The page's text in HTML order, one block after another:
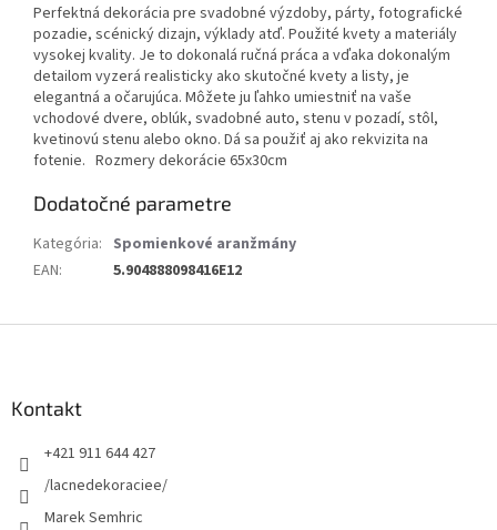
Perfektná dekorácia pre svadobné výzdoby, párty, fotografické
pozadie, scénický dizajn, výklady atď. Použité kvety a materiály
vysokej kvality. Je to dokonalá ručná práca a vďaka dokonalým
detailom vyzerá realisticky ako skutočné kvety a listy, je
elegantná a očarujúca. Môžete ju ľahko umiestniť na vaše
vchodové dvere, oblúk, svadobné auto, stenu v pozadí, stôl,
kvetinovú stenu alebo okno. Dá sa použiť aj ako rekvizita na
fotenie. Rozmery dekorácie 65x30cm
Dodatočné parametre
Kategória: Spomienkové aranžmány
EAN: 5.904888098416E12
Kontakt
+421 911 644 427
/lacnedekoraciee/
Marek Semhric